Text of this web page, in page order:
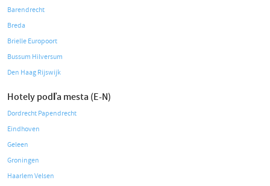
Barendrecht
Breda
Brielle Europoort
Bussum Hilversum
Den Haag Rijswijk
Hotely podľa mesta (E-N)
Dordrecht Papendrecht
Eindhoven
Geleen
Groningen
Haarlem Velsen